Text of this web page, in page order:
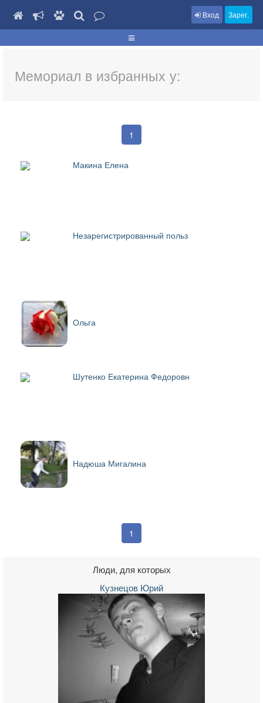
Вход Зарег.
Мемориал в избранных у:
1
Макина Елена
Незарегистрированный польз
Ольга
Шутенко Екатерина Федоровн
Надюша Мигалина
1
Люди, для которых
Кузнецов Юрий